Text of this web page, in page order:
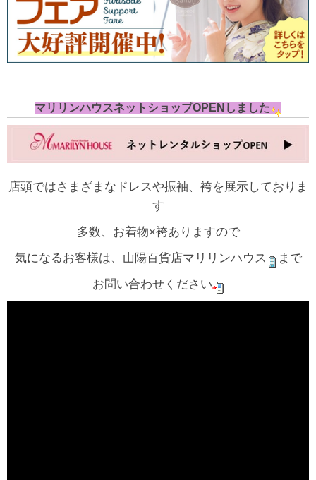
マリリンハウスネットショップOPENしました
店頭ではさまざまなドレスや振袖、袴を展示しておりま
す
多数、お着物×袴ありますので
気になるお客様は、山陽百貨店マリリンハウス
まで
お問い合わせください